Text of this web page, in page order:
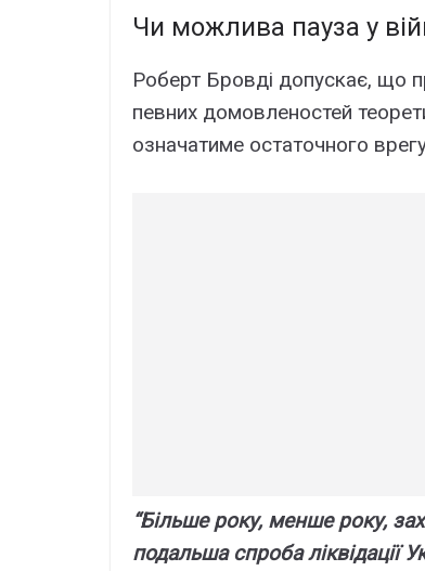
Чи можлива пауза у
Роберт Бровді допускає, що
певних домовленостей
означатиме остаточного
“Більше року, менше року,
подальша спроба ліквідації